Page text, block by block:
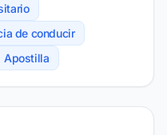
de conducir
Apostilla